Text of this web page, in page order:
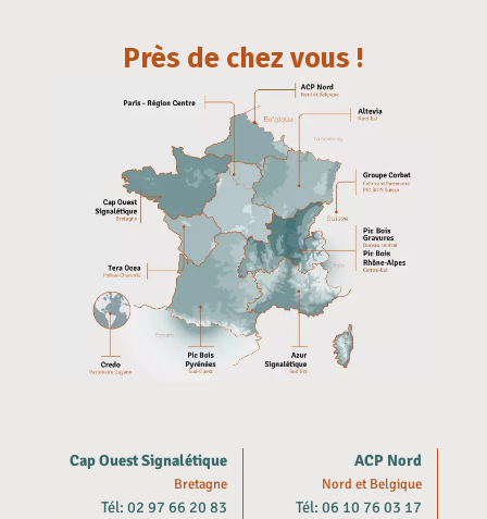
Près de chez vous !
Cap Ouest Signalétique
Bretagne
Tél: 02 97 66 20 83
ACP Nord
Nord et Belgique
Tél: 06 10 76 03 17